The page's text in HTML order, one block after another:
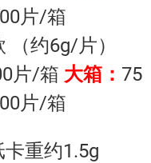
片/箱
约6g/片）
片/箱 大箱： 75
片/箱
重约1.5g